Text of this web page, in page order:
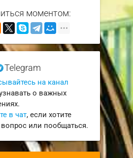
моментом:
Telegram
на канал
о важных
в чат, если хотите
вопрос или пообщаться.